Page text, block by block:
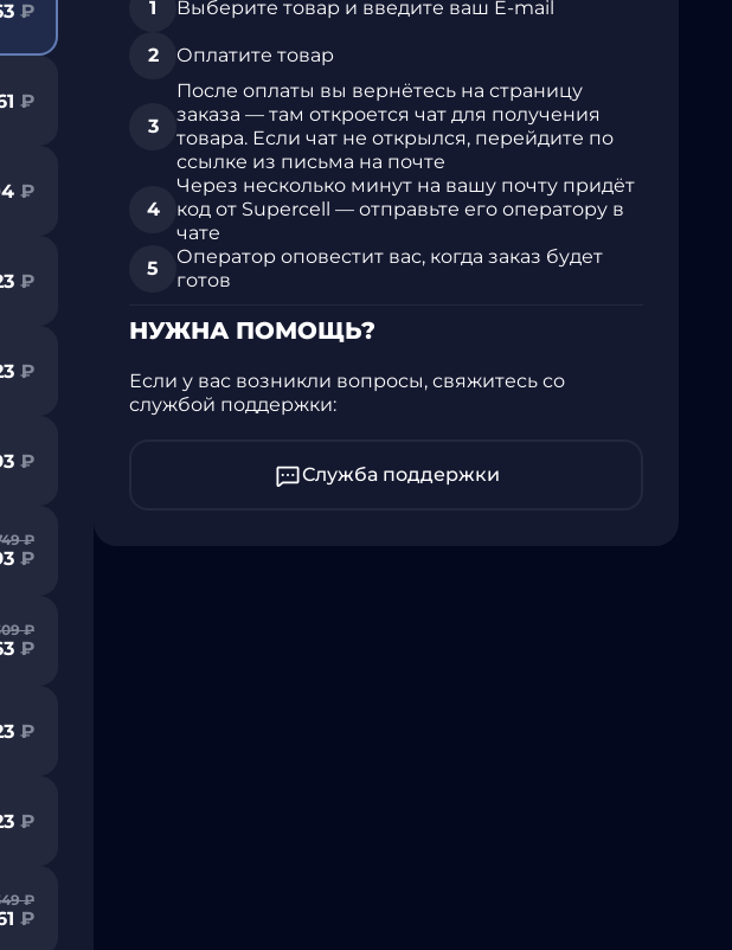
₽
₽
₽
₽
₽
₽
₽
₽
₽
₽
₽
₽
₽
₽
Выберите товар и введите ваш E-mail
Оплатите товар
После оплаты вы вернётесь на страницу
заказа — там откроется чат для получения
товара. Если чат не открылся, перейдите по
ссылке из письма на почте
Через несколько минут на вашу почту придёт
код от Supercell — отправьте его оператору в
чате
Оператор оповестит вас, когда заказ будет
готов
НУЖНА ПОМОЩЬ?
Если у вас возникли вопросы, свяжитесь со
службой поддержки:
Служба поддержки